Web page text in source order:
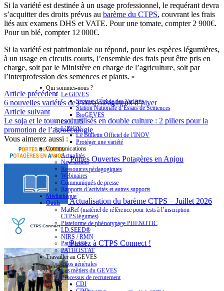
Si la variété est destinée à un usage professionnel, le requérant devra
s’acquitter des droits prévus au barème du CTPS, couvrant les frais
liés aux examens DHS et VATE. Pour une tomate, compter 2 900€.
Pour un blé, compter 12 000€.
Si la variété est patrimoniale ou répond, pour les espèces légumières,
à un usage en circuits courts, l’ensemble des frais peut être pris en
charge, soit par le Ministère en charge de l’agriculture, soit par
l’interprofession des semences et plants. »
Article précédent
6 nouvelles variétés de Colza oléagineux d’hiver
Article suivant
Le soja et le tournesol utilisés en double culture : 2 piliers pour la
promotion de l’agroécologie
Vous aimerez aussi :
Portes Ouvertes Potagères en Anjou
Actualisation du barème CTPS – Juillet 2026
Passez à CTPS Connect !
Qui sommes-nous ?
Le GEVES
Secteur d’Étude des Variétés
Station Nationale d’Essais de Semences
BioGEVES
Le CTPS
L’INOV
Le Bulletin Officiel de l’INOV
Protéger une variété
Communications
Actualités
Newsletters
Ressources pédagogiques
Webinaires
Communiqués de presse
Rapports d’activités et autres supports
Médiathèque
Outils
MatRef (matériel de référence pour tests à l’inscription
CTPS légumes)
Plateforme de phénotypage PHENOTIC
I.D.SEED®
NIRS / RMN
PathoLED
PATHOSTAT
Travailler au GEVES
Infos générales
Les métiers du GEVES
Processus de recrutement
CDI